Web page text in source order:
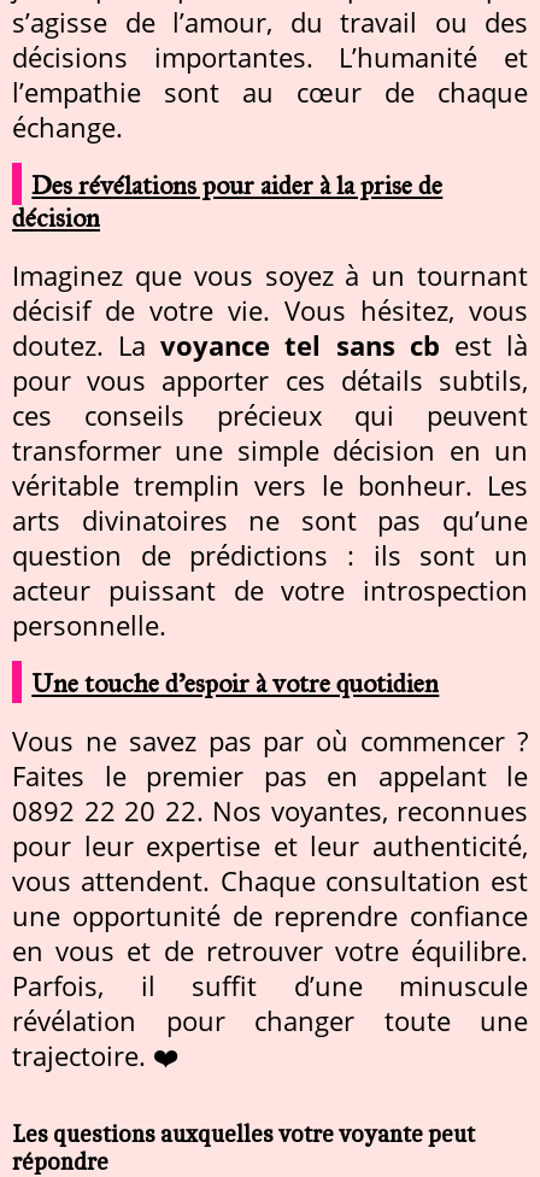
s’agisse de l’amour, du travail ou des
décisions importantes. L’humanité et
l’empathie sont au cœur de chaque
échange.
Des révélations pour aider à la prise de
décision
Imaginez que vous soyez à un tournant
décisif de votre vie. Vous hésitez, vous
doutez. Lavoyance tel sans cb est là
pour vous apporter ces détails subtils,
ces conseils précieux qui peuvent
transformer une simple décision en un
véritable tremplin vers le bonheur. Les
arts divinatoires ne sont pas qu’une
question de prédictions : ils sont un
acteur puissant de votre introspection
personnelle.
Une touche d’espoir à votre quotidien
Vous ne savez pas par où commencer ?
Faites le premier pas en appelant le
0892 22 20 22. Nos voyantes, reconnues
pour leur expertise et leur authenticité,
vous attendent. Chaque consultation est
une opportunité de reprendre confiance
en vous et de retrouver votre équilibre.
Parfois, il suffit d’une minuscule
révélation pour changer toute une
trajectoire. ❤️
Les questions auxquelles votre voyante peut
répondre